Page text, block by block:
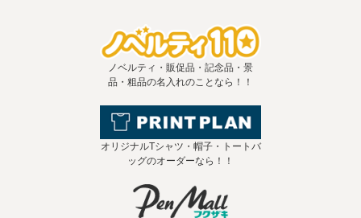
ノベルティ・販促品・記念品・景
品・粗品の名入れのことなら！！
オリジナルTシャツ・帽子・トートバ
ッグのオーダーなら！！